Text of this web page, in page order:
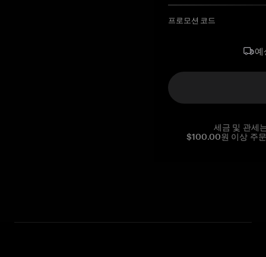
프로모션 코드
예
세금 및 관세
$100.00원 이상 주